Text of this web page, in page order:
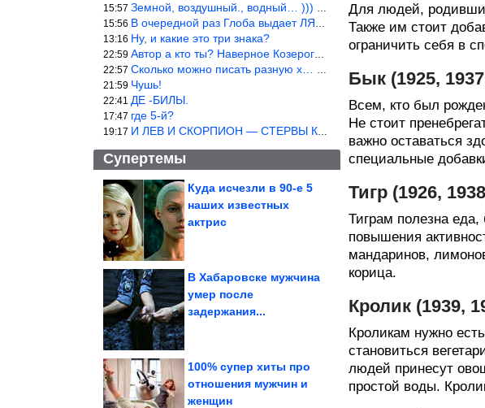
15:57 Земной, воздушный., водный… ))) выбери сам трех из 9 )))
15:56 В очередной раз Глоба выдает ЛЯП! А корректоры, редакторы пропус
13:16 Ну, и какие это три знака?
22:59 Автор а кто ты? Наверное Козерог… Рога жена Рыба наставила ))
22:57 Сколько можно писать разную х… йню? Автор что то обкурился?
21:59 Чушь!
22:41 ДЕ -БИЛЫ.
17:47 где 5-й?
19:17 И ЛЕВ И СКОРПИОН — СТЕРВЫ КАКИХ ЕЩЕ ПОИСКАТЬ НАДО
Супертемы
Всё смешное в одном
Куда исчезли в 90-е 5
наших известных
актрис
В Хабаровске мужчина
умер после
задержания...
100% супер хиты про
отношения мужчин и
женщин
Для людей,
Также им стоит
ограничить себя в
Бык (1925,
Всем, кто был
Не стоит
важно оставаться
специальные
Тигр (1926,
Тиграм полезна
повышения
мандаринов,
корица.
Кролик (1939,
Кроликам нужно
становиться
людей принесут
простой воды.